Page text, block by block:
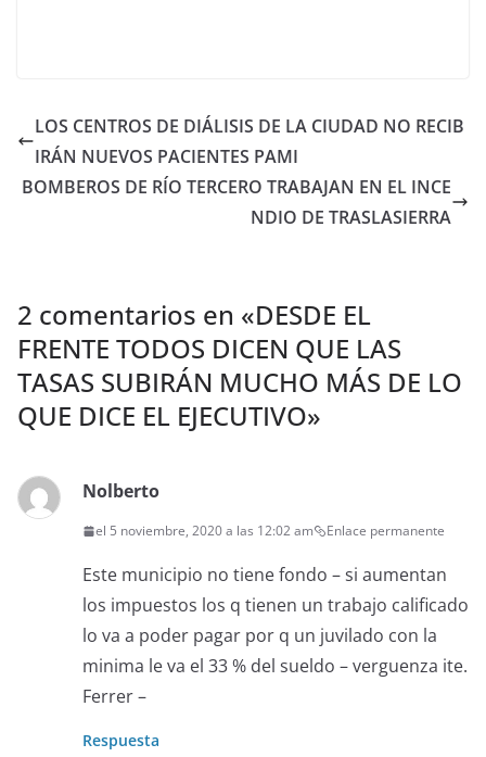
LOS CENTROS DE DIÁLISIS DE LA CIUDAD NO RECIB
IRÁN NUEVOS PACIENTES PAMI
BOMBEROS DE RÍO TERCERO TRABAJAN EN EL INCE
NDIO DE TRASLASIERRA
2 comentarios en «DESDE EL
FRENTE TODOS DICEN QUE LAS
TASAS SUBIRÁN MUCHO MÁS DE LO
QUE DICE EL EJECUTIVO»
Nolberto
el 5 noviembre, 2020 a las 12:02 am Enlace permanente
Este municipio no tiene fondo – si aumentan
los impuestos los q tienen un trabajo calificado
lo va a poder pagar por q un juvilado con la
minima le va el 33 % del sueldo – verguenza ite.
Ferrer –
Respuesta